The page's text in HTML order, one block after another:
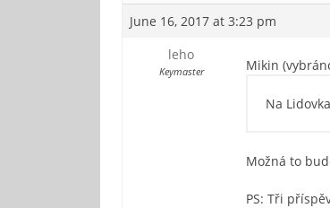
June 16, 2017 at 3:23 pm
leho
Keymaster Mikin
Na
Možná to
PS: Tři